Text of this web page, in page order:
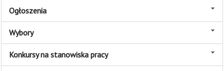
Ogłoszenia
Wybory
Konkursy na stanowiska pracy